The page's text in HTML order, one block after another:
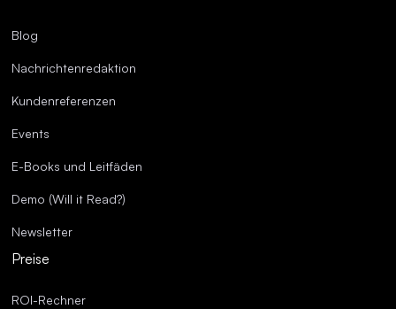
Blog
Nachrichtenredaktion
Kundenreferenzen
Events
E-Books und Leitfäden
Demo (Will it Read?)
Newsletter
Preise
ROI-Rechner